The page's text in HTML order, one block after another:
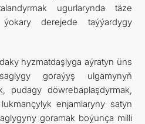
ugurlarynda täze
ýokary derejede taýýardygy
hyzmatdaşlyga aýratyn üns
goraýyş ulgamynyň
pudagy döwrebaplaşdyrmak,
enjamlaryny satyn
goramak boýunça milli